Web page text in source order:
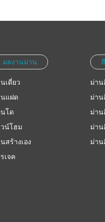
ผลงานม่าน
เดี่ยว
แฝด
โด
น์โฮม
สร้างเอง
เจค
ม่าน
ม่าน
ม่าน
ม่าน
ม่าน